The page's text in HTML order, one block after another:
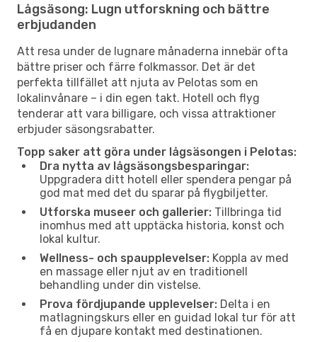
Lågsäsong: Lugn utforskning och bättre
erbjudanden
Att resa under de lugnare månaderna innebär ofta
bättre priser och färre folkmassor. Det är det
perfekta tillfället att njuta av Pelotas som en
lokalinvånare – i din egen takt. Hotell och flyg
tenderar att vara billigare, och vissa attraktioner
erbjuder säsongsrabatter.
Topp saker att göra under lågsäsongen i Pelotas:
Dra nytta av lågsäsongsbesparingar:
Uppgradera ditt hotell eller spendera pengar på
god mat med det du sparar på flygbiljetter.
Utforska museer och gallerier: Tillbringa tid
inomhus med att upptäcka historia, konst och
lokal kultur.
Wellness- och spaupplevelser: Koppla av med
en massage eller njut av en traditionell
behandling under din vistelse.
Prova fördjupande upplevelser: Delta i en
matlagningskurs eller en guidad lokal tur för att
få en djupare kontakt med destinationen.